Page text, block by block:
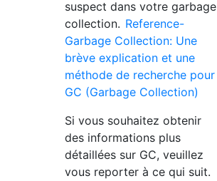
suspect dans votre garbage
collection. Reference-
Garbage Collection: Une
brève explication et une
méthode de recherche pour
GC (Garbage Collection)
Si vous souhaitez obtenir
des informations plus
détaillées sur GC, veuillez
vous reporter à ce qui suit.